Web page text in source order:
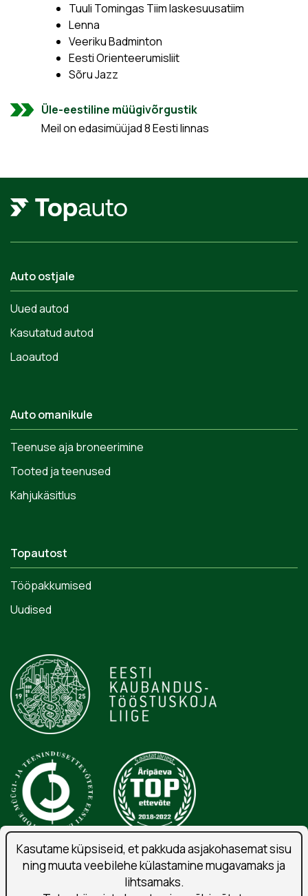
Tuuli Tomingas Tiim laskesuusatiim
Lenna
Veeriku Badminton
Eesti Orienteerumisliit
Sõru Jazz
Üle-eestiline müügivõrgustik
Meil on edasimüüjad 8 Eesti linnas
Auto ostjale
Uued autod
Kasutatud autod
Laoautod
Auto omanikule
Teenuse aja broneerimine
Tooted ja teenused
Kahjukäsitlus
Topautost
Tööpakkumised
Uudised
Isikuandmete töötlemise tingimused
Liitu uudiskirjaga
Kasutame küpsiseid, et pakkuda asjakohasemat sisu
ning muuta veebilehe külastamine mugavamaks ja
lihtsamaks.